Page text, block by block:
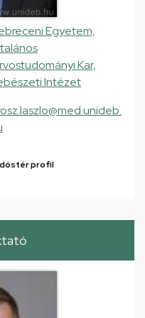
Egyetem,
Kar,
Intézet
profil